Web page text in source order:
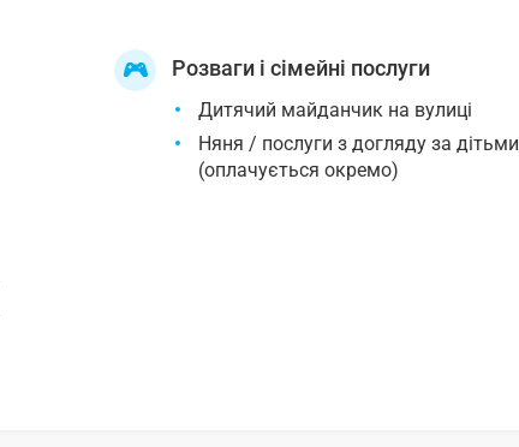
Розваги і сімейні послуги
Дитячий майданчик на вулиці
Няня / послуги з догляду за дітьми
(оплачується окремо)